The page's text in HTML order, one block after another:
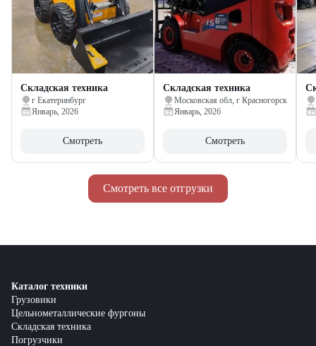
Смотреть все отгрузки
Складская техника
г Екатеринбург
Январь, 2026
Смотреть
Складская техника
Московская обл, г Красногорск
Январь, 2026
Смотреть
Каталог техники
Грузовики
Цельнометаллические фургоны
Складская техника
Погрузчики